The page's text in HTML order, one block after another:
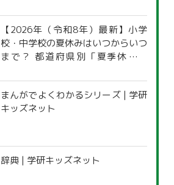
【2026年（令和8年）最新】小学
校・中学校の夏休みはいつからいつ
まで？ 都道府県別「夏季休暇一
まんがでよくわかるシリーズ | 学研
キッズネット
辞典 | 学研キッズネット